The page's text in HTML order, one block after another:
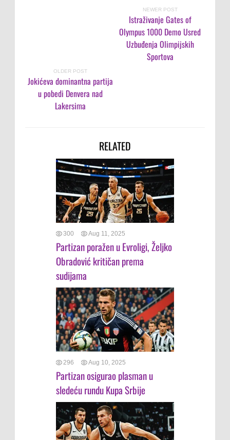
NEWER POST
Istraživanje Gates of
Olympus 1000 Demo Usred
Uzbuđenja Olimpijskih
Sportova
OLDER POST
Jokićeva dominantna partija
u pobedi Denvera nad
Lakersima
RELATED
300 Aug 11, 2025
Partizan poražen u Evroligi, Željko
Obradović kritičan prema
sudijama
296 Aug 10, 2025
Partizan osigurao plasman u
sledeću rundu Kupa Srbije